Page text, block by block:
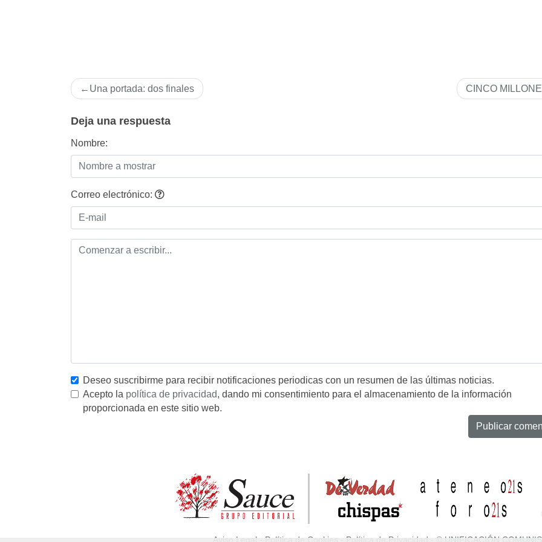
Navegación
de
entradas
Una portada: dos finales CINCO
Deja una respuesta
Nombre:
Correo electrónico:
Deseo suscribirme para recibir notificaciones periodicas con un resumen de las últimas noticias.
Acepto la política de privacidad, dando mi consentimiento para el almacenamiento de la información
proporcionada en este sitio web.
Aviso Legal - Política de Cookies - Política de Privacidad - © UNIFICACIÓN